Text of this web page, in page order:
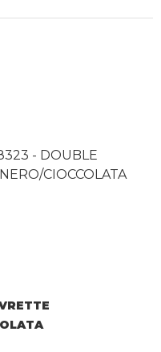
- DOUBLE
CIOCCOLATA